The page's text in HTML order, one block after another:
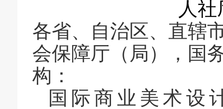
人
各省、自治区、直辖
会保障厅（局）
， 国
构：
国际商业美术设